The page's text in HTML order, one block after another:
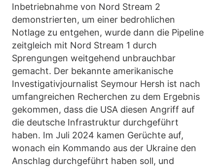
Inbetriebnahme von Nord Stream 2
demonstrierten, um einer bedrohlichen
Notlage zu entgehen, wurde dann die Pipeline
zeitgleich mit Nord Stream 1 durch
Sprengungen weitgehend unbrauchbar
gemacht. Der bekannte amerikanische
Investigativjournalist Seymour Hersh ist nach
umfangreichen Recherchen zu dem Ergebnis
gekommen, dass die USA diesen Angriff auf
die deutsche Infrastruktur durchgeführt
haben. Im Juli 2024 kamen Gerüchte auf,
wonach ein Kommando aus der Ukraine den
Anschlag durchgeführt haben soll, und